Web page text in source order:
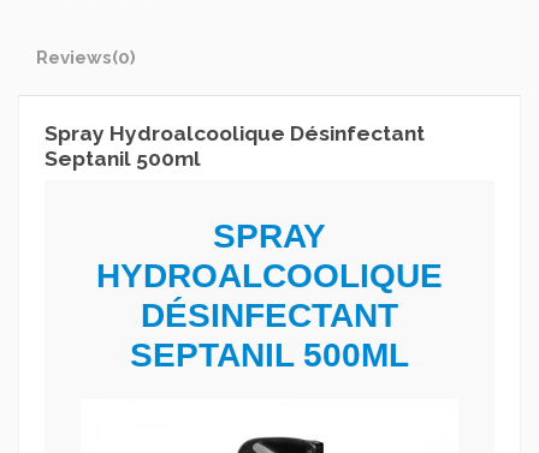
Reviews(0)
Spray Hydroalcoolique Désinfectant
Septanil 500ml
SPRAY
HYDROALCOOLIQUE
DÉSINFECTANT
SEPTANIL 500ML